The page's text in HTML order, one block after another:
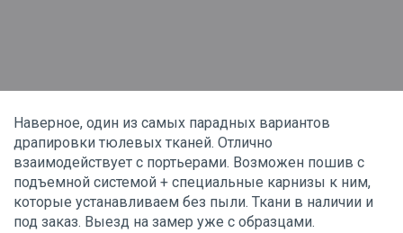
Наверное, один из самых парадных вариантов
драпировки тюлевых тканей. Отлично
взаимодействует с портьерами. Возможен пошив с
подъемной системой + специальные карнизы к ним,
которые устанавливаем без пыли. Ткани в наличии и
под заказ. Выезд на замер уже с образцами.